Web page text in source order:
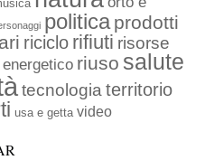
politica prodotti
riciclo rifiuti risorse
riuso salute
tecnologia territorio
usa e getta video